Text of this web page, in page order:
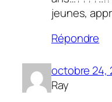
jeunes,
Répondre
octobre 24,
Ray